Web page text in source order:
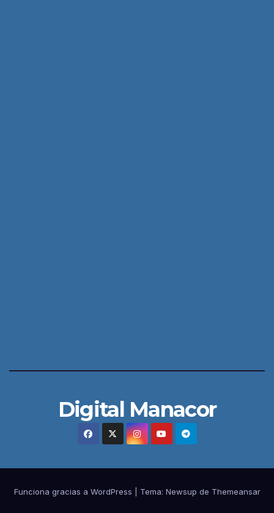
Digital Manacor
Funciona gracias a WordPress Tema: Newsup de Themeansar